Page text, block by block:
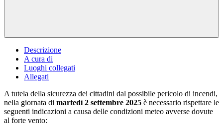
Descrizione
A cura di
Luoghi collegati
Allegati
A tutela della sicurezza dei cittadini dal possibile pericolo di incendi,
nella giornata di martedì 2 settembre 2025 è necessario rispettare le
seguenti indicazioni a causa delle condizioni meteo avverse dovute
al forte vento: